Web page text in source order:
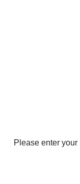
Please enter